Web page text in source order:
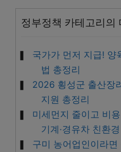
정부정책 카테고리의
국가가 먼저 지급! 양
법 총정리
2026 횡성군 출산장
지원 총정리
미세먼지 줄이고 비
기계·경유차 친환
구미 농어업인이라